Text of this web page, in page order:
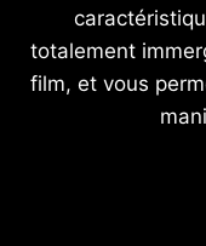
totalement
film, et vous